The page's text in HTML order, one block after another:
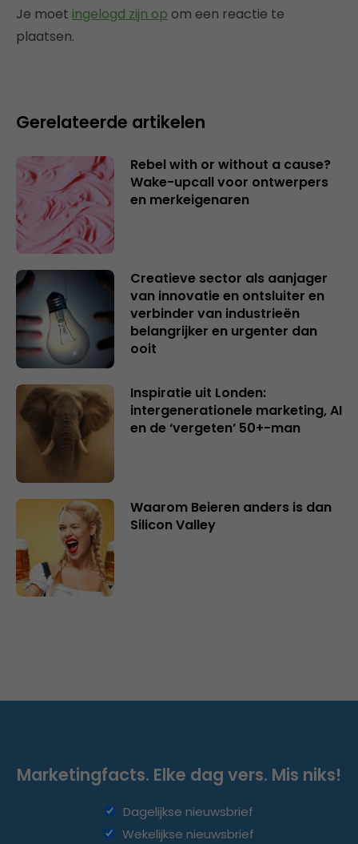
Je moet ingelogd zijn op om een reactie te
plaatsen.
Gerelateerde artikelen
Rebel with or without a cause?
Wake-upcall voor ontwerpers
en merkeigenaren
Creatieve sector als aanjager
van innovatie en ontsluiter en
verbinder van industrieën
belangrijker en urgenter dan
ooit
Inspiratie uit Londen:
intergenerationele marketing, AI
en de ‘vergeten’ 50+-man
Waarom Beieren anders is dan
Silicon Valley
Marketingfacts. Elke dag vers. Mis niks!
Dagelijkse nieuwsbrief
Wekelijkse nieuwsbrief